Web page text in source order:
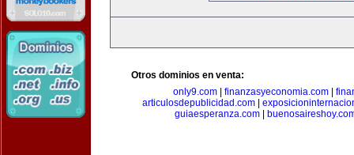
Otros dominios en venta:
only9.com
finanzasyeconomia.com
articulosdepublicidad.com|
guiaesperanza.com